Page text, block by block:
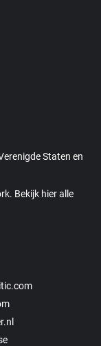
Staten en
Bekijk hier alle